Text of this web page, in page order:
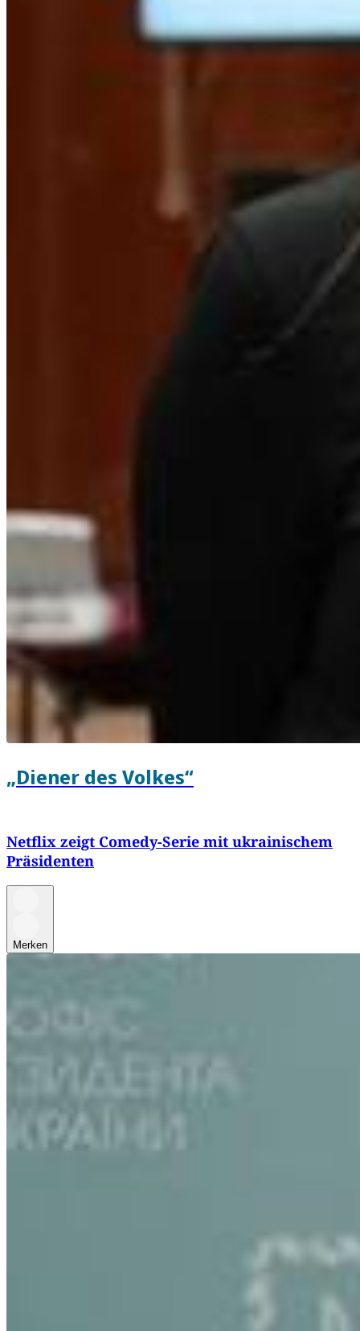
„Diener des Volkes“
Netflix zeigt Comedy-Serie mit ukrainischem
Präsidenten
Merken